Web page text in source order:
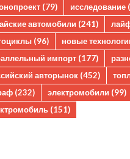
(79) исследование
автомобили (241)
(96) новые
импорт (177)
авторынок (452)
(232) электромобили (99)
(151)